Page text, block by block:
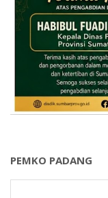
PEMKO PADANG